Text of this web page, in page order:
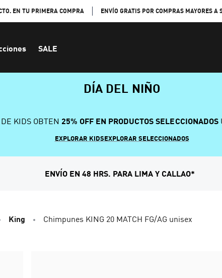
EN TU PRIMERA COMPRA ENVÍO GRATIS POR COMPRAS MAYORES A
SALE
DÍA DEL NIÑO
KIDS OBTEN 25% OFF EN PRODUCTOS SELECCIONADOS
EXPLORAR KIDSEXPLORAR SELECCIONADOS
ENVÍO EN 48 HRS. PARA LIMA Y CALLAO*
King Chimpunes KING 20 MATCH FG/AG unisex